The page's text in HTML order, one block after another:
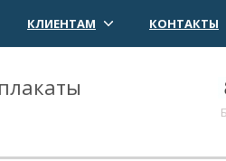
КЛИЕНТАМ КОНТАКТЫ